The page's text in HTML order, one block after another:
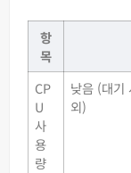
항
목
CP
U
사
용
량
낮음 (대기
외)